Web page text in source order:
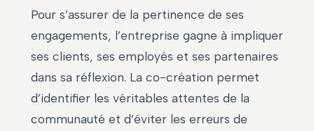
Pour s’assurer de la pertinence de ses
engagements, l’entreprise gagne à impliquer
ses clients, ses employés et ses partenaires
dans sa réflexion. La co-création permet
d’identifier les véritables attentes de la
communauté et d’éviter les erreurs de